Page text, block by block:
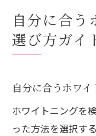
自分に合う
選び方ガイ
自分に合うホワ
ホワイトニングを
った方法を選択す